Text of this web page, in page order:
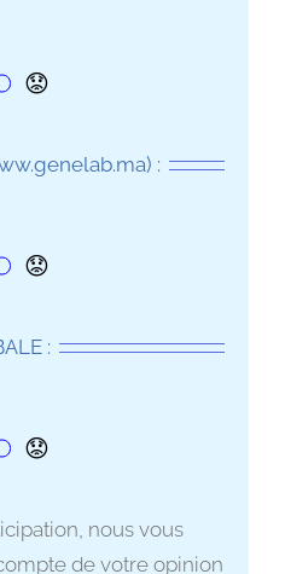
😟
:
😟
:
😟
nous vous
de votre opinion